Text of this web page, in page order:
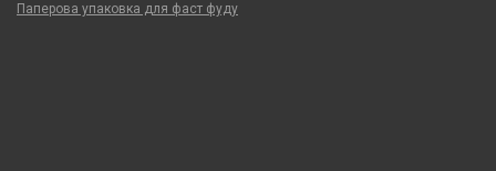
Паперова упаковка для фаст фуду